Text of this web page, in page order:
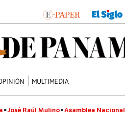
MULTIMEDIA
José Raúl Mulino Asamblea Nacional